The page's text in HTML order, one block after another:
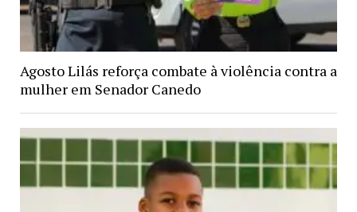
Agosto Lilás reforça combate à violência contra a
mulher em Senador Canedo